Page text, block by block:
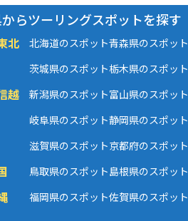
らツーリングスポットを探す
北 北海道のスポット青森県のスポット
茨城県のスポット栃木県のスポット
越 新潟県のスポット富山県のスポット
岐阜県のスポット静岡県のスポット
滋賀県のスポット京都府のスポット
鳥取県のスポット島根県のスポット
福岡県のスポット佐賀県のスポット